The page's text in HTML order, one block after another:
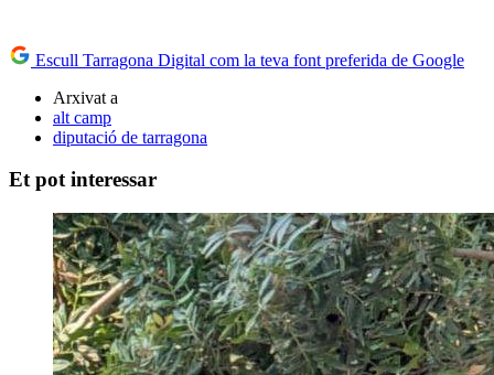
Escull Tarragona Digital com la teva font preferida de Google
Arxivat a
alt camp
diputació de tarragona
Et pot interessar